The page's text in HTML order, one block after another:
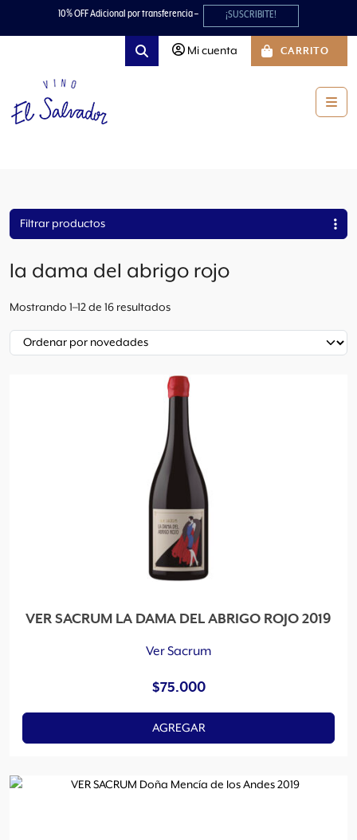
Skip to content
Skip to footer10% OFF Adicional por transferencia – ¡SUSCRIBITE!
Search
Mi cuenta CARRITO
Filtrar productos
la dama del abrigo rojo
Mostrando 1–12 de 16 resultadosO
n
a
p
l
o
s
ú
t
m
s
VER SACRUM LA DAMA DEL ABRIGO ROJO 2019
Ver Sacrum
$75.000
AGREGAR